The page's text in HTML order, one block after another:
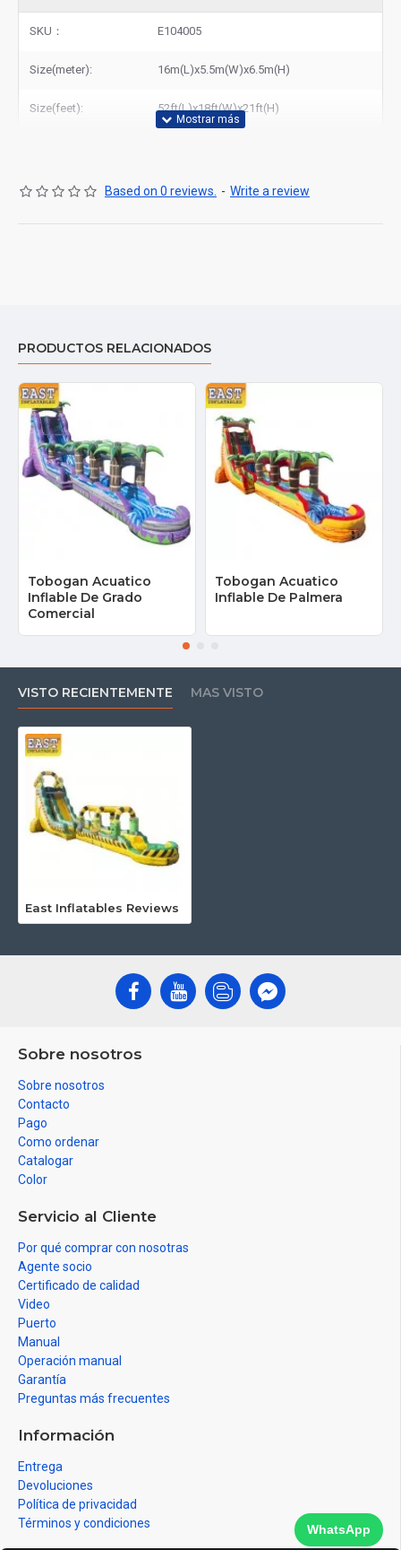
SKU： E104005
Size(meter): 16m(L)x5.5m(W)x6.5m(H)
Size(feet): 52ft(L)x18ft(W)x21ft(H)
Based on 0 reviews. - Write a review
PRODUCTOS RELACIONADOS
Tobogan Acuatico
Inflable De Grado
Comercial
Tobogan Acuatico
Inflable De Palmera
VISTO RECIENTEMENTE MAS VISTO
East Inflatables Reviews
Sobre nosotros
Sobre nosotros
Contacto
Pago
Como ordenar
Catalogar
Color
Servicio al Cliente
Por qué comprar con nosotras
Agente socio
Certificado de calidad
Video
Puerto
Manual
Operación manual
Garantía
Preguntas más frecuentes
Información
Entrega
Devoluciones
Política de privacidad
Términos y condiciones
WhatsApp